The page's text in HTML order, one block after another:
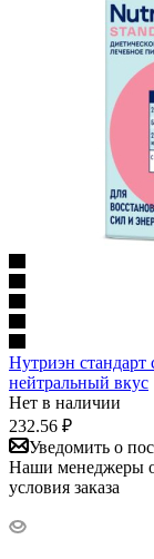
Нутриэн стандарт
нейтральный вкус
Нет в наличии
232.56 ₽
Уведомить о
Наши менеджеры
условия заказа